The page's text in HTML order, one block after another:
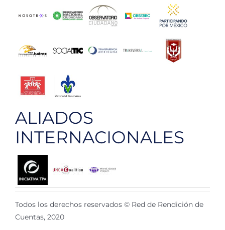
ALIADOS
INTERNACIONALES
Todos los derechos reservados © Red de Rendición de
Cuentas, 2020